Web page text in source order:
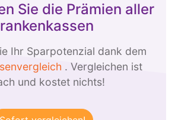
Sie die Prämien aller
Ihr Sparpotenzial dank dem
. Vergleichen ist
und kostet nichts!